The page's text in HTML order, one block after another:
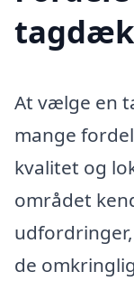
At vælge en
mange
kvalitet og
området
de